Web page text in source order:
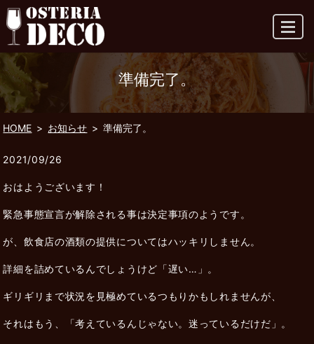
MENU
準備完了。
HOME お知らせ 準備完了。
2021/09/26
おはようございます！
緊急事態宣言が解除される事は決定事項のようです。
が、飲食店の酒類の提供についてはハッキリしません。
詳細を詰めているんでしょうけど「遅い…」。
ギリギリまで状況を見極めているつもりかもしれませんが、
それはもう、「考えているんじゃない。迷っているだけだ」。